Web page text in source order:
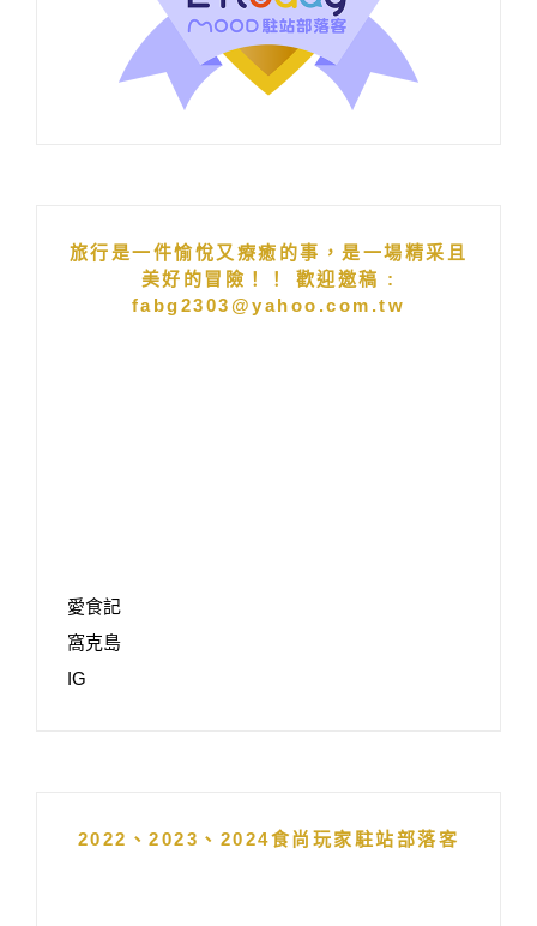
旅行是一件愉悅又療癒的事，是一場精采且
美好的冒險！！ 歡迎邀稿 :
fabg2303@yahoo.com.tw
愛食記
窩克島
IG
2022、2023、2024食尚玩家駐站部落客